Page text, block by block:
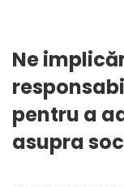
CSR
Ne
pentru a
asupra